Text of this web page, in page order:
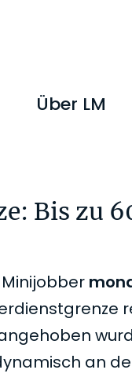
Über LM
Bis zu
Minijobber
an